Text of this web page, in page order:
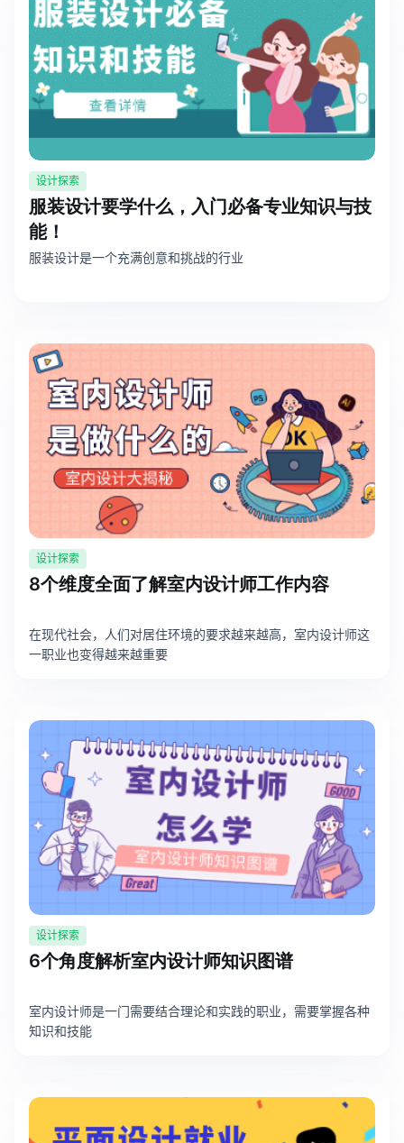
设计探索
服装设计要学什么，入门必备专业知识与技
能！
服装设计是一个充满创意和挑战的行业
设计探索
8个维度全面了解室内设计师工作内容
在现代社会，人们对居住环境的要求越来越高，室内设计师这
一职业也变得越来越重要
设计探索
6个角度解析室内设计师知识图谱
室内设计师是一门需要结合理论和实践的职业，需要掌握各种
知识和技能